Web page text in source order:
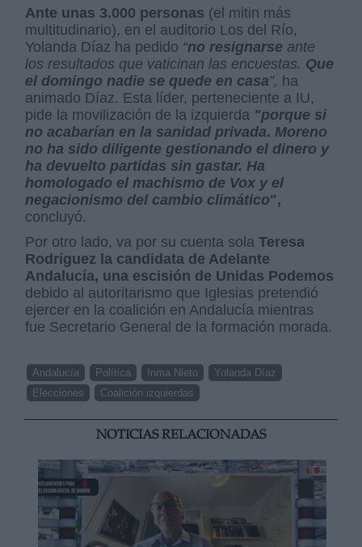
Ante unas 3.000 personas (el mitin más
multitudinario), en el auditorio Los del Río,
Yolanda Díaz ha pedido “no resignarse ante
los resultados que vaticinan las encuestas. Que
el domingo nadie se quede en casa”, ha
animado Díaz. Esta líder, perteneciente a IU,
pide la movilización de la izquierda "porque si
no acabarían en la sanidad privada. Moreno
no ha sido diligente gestionando el dinero y
ha devuelto partidas sin gastar. Ha
homologado el machismo de Vox y el
negacionismo del cambio climático",
concluyó.
Por otro lado, va por su cuenta solaTeresa
Rodríguez la candidata de Adelante
Andalucía, una escisión de Unidas Podemos
debido al autoritarismo que Iglesias pretendió
ejercer en la coalición en Andalucía mientras
fue Secretario General de la formación morada.
Andalucía Política Inma Nieto
Yolanda Díaz
Elecciones
Coalición izquierdas
NOTICIAS RELACIONADAS